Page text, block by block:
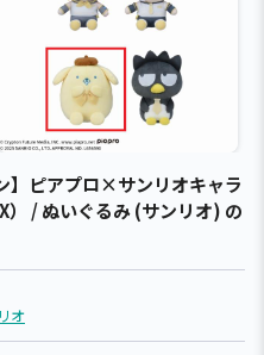
】ピアプロ×サンリオキャラ
/ ぬいぐるみ (サンリオ) の
オ